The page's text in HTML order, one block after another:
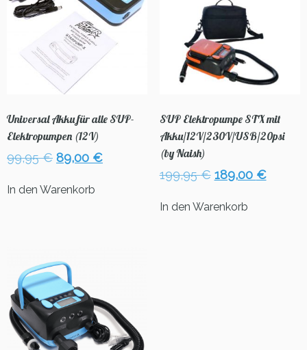
Universal Akku für alle SUP-
Elektropumpen (12V)
99,95€ Ursprünglicher
war:
89,00 €Aktueller
In den Warenkorb
SUP Elektropumpe STX mit
Akku/12V/230V/USB/20psi
(by Naish)
199,95€ Ursprünglicher
war:
189,00 €
In den Warenkorb